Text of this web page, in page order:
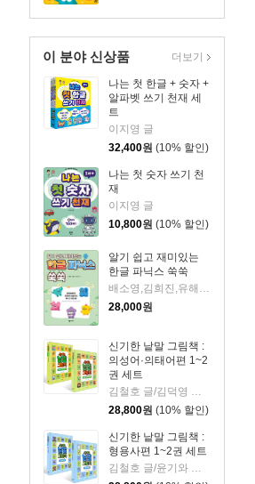
이 분야 신상품
나는 첫 한글 + 숫자 +
알파벳 쓰기 천재 세
트
이지영 글
32,400원 (10% 할인)
나는 첫 숫자 쓰기 천
재
이지영 글
10,800원 (10% 할인)
알기 쉽고 재미있는
한글 파닉스 쑥쑥
배소영,김희진,유해림 저
28,000원
신기한 낱말 그림책 :
의성어·의태어편 1~2
권 세트
김철호 글/김덕영 그림
28,800원 (10% 할인)
신기한 낱말 그림책 :
형용사편 1~2권 세트
김철호 글/윤기와 새우박사 그림
더보기